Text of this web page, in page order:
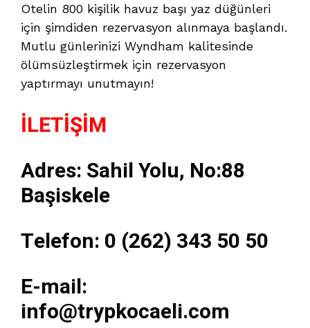
Otelin 800 kişilik havuz başı yaz düğünleri
için şimdiden rezervasyon alınmaya başlandı.
Mutlu günlerinizi Wyndham kalitesinde
ölümsüzleştirmek için rezervasyon
yaptırmayı unutmayın!
İLETİŞİM
Adres: Sahil Yolu, No:88
Başiskele
Telefon: 0 (262) 343 50 50
E-mail:
info@trypkocaeli.com